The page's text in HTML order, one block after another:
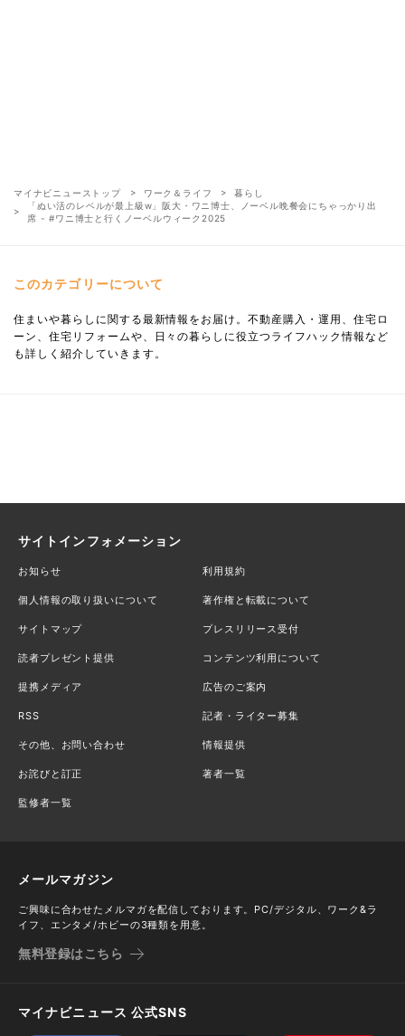
マイナビニューストップ ワーク＆ライフ
暮らし
「ぬい活のレベルが最上級w」阪大・ワニ博士、ノーベル晩餐会にちゃっかり出
席 - #ワニ博士と行くノーベルウィーク2025
このカテゴリーについて
住まいや暮らしに関する最新情報をお届け。不動産購入・運用、住宅ロ
ーン、住宅リフォームや、日々の暮らしに役立つライフハック情報など
も詳しく紹介していきます。
サイトインフォメーション
お知らせ 利用規約
個人情報の取り扱いについて 著作権と転載について
サイトマップ プレスリリース受付
読者プレゼント提供 コンテンツ利用について
提携メディア 広告のご案内
RSS 記者・ライター募集
その他、お問い合わせ 情報提供
お詫びと訂正 著者一覧
監修者一覧
メールマガジン
ご興味に合わせたメルマガを配信しております。PC/デジタル、ワーク&ラ
イフ、エンタメ/ホビーの3種類を用意。
無料登録はこちら
マイナビニュース 公式SNS